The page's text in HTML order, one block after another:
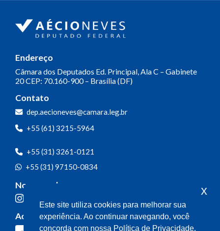
Endereço
Câmara dos Deputados Ed. Principal, Ala C – Gabinete
20CEP: 70.160-900 – Brasília (DF)
Contato
dep.aecioneves@camara.leg.br
+55 (61) 3215-5964
+55 (31) 3261-0121
+55 (31) 97150-0834
Nossas redes
Acompanhe o meu mandato
Este site utiliza cookies para melhorar sua
experiência. Ao continuar navegando, você
concorda com nossa Política de Privacidade.
x